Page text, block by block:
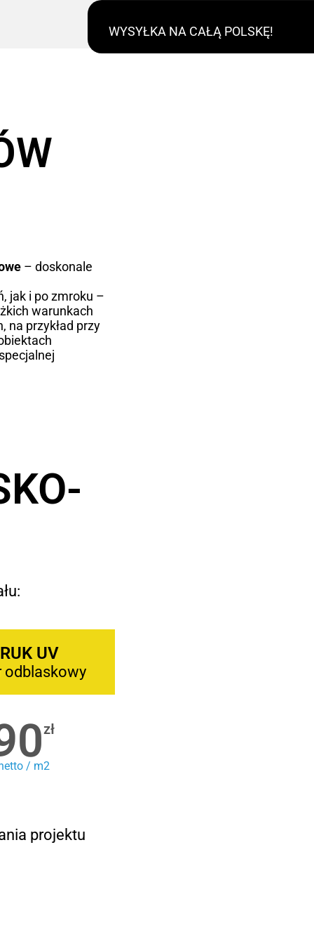
WYSYŁKA NA CAŁĄ POLSKĘ!
– doskonale
jak i po zmroku –
warunkach
na przykład przy
UV
odblaskowy
zł
/ m2
projektu